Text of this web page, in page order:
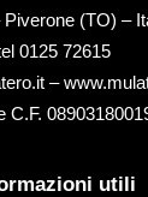
Piverone (TO) –
‭0125 72615‬
–
C.F.
utili